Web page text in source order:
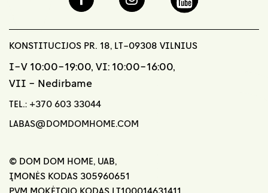
KONSTITUCIJOS PR. 18, LT-09308 VILNIUS
I-V 10:00-19:00, VI: 10:00-16:00,
VII - Nedirbame
TEL.: +370 603 33044
LABAS@DOMDOMHOME.COM
© DOM DOM HOME, UAB,
ĮMONĖS KODAS 305960651
PVM MOKĖTOJO KODAS LT100014631411